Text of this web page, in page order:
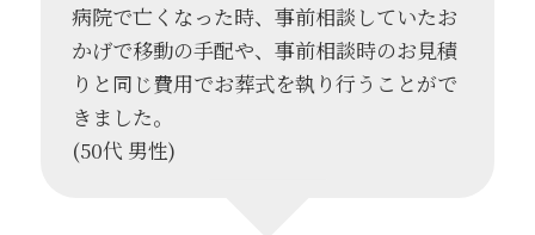
病院で亡くなった時、事前相談していたお
かげで移動の手配や、事前相談時のお見積
りと同じ費用でお葬式を執り行うことがで
きました。
(50代 男性)